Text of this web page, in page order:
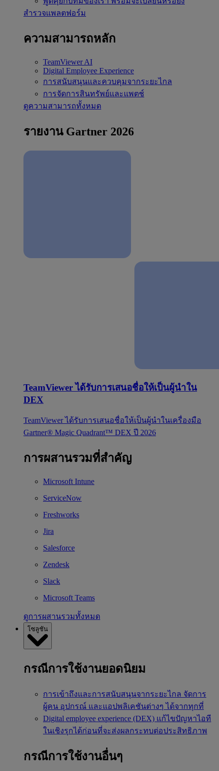
สำรวจแพลตฟอร์ม
ความสามารถหลัก
TeamViewer AI
Digital Employee Experience
การสนับสนุนและควบคุมจากระยะไกล
การจัดการสินทรัพย์และแพตช์
ดูความสามารถทั้งหมด
รายงาน Gartner 2026
TeamViewer ได้รับการเสนอชื่อให้เป็นผู้นำใน
DEX
TeamViewer ได้รับการเสนอชื่อให้เป็นผู้นำในเครื่องมือ
Gartner® Magic Quadrant™ DEX ปี 2026
การผสานรวมที่สำคัญ
Microsoft Intune
ServiceNow
Freshworks
Jira
Salesforce
Zendesk
Slack
Microsoft Teams
ดูการผสานรวมทั้งหมด
โซลูชัน
กรณีการใช้งานยอดนิยม
การเข้าถึงและการสนับสนุนจากระยะไกล จัดการ
ผู้คน อุปกรณ์ และแอปพลิเคชันต่างๆ ได้จากทุกที่
Digital employee experience (DEX) แก้ไขปัญหาไอที
ในเชิงรุกได้ก่อนที่จะส่งผลกระทบต่อประสิทธิภาพ
กรณีการใช้งานอื่นๆ